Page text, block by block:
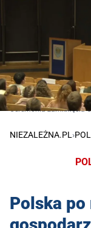
Ceremonia zamknięcia
NIEZALEŻNA.PL›
Polska